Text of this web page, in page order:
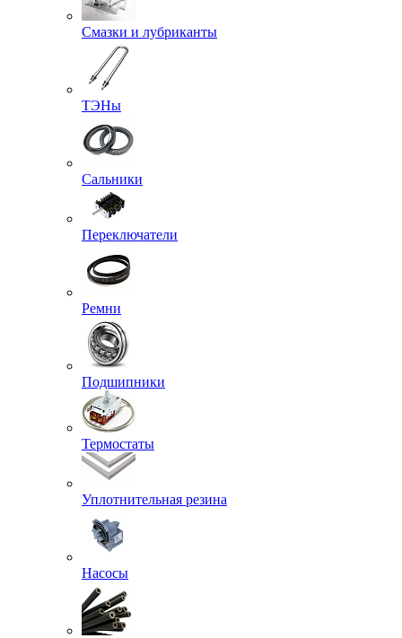
Смазки и лубриканты
ТЭНы
Сальники
Переключатели
Ремни
Подшипники
Термостаты
Уплотнительная резина
Насосы